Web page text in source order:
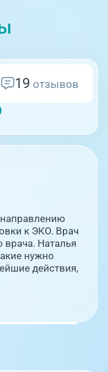
19 отзывов
к ЭКО. Врач
врача. Наталья
нужно
действия,